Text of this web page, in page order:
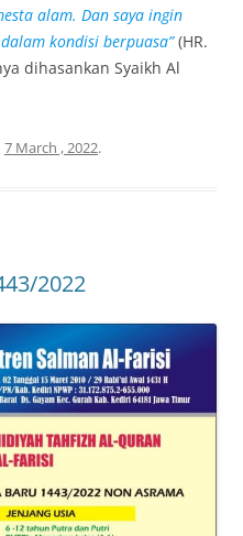
alam. Dan saya ingin
kondisi berpuasa”(HR.
dihasankan Syaikh Al
7 March , 2022.
2022